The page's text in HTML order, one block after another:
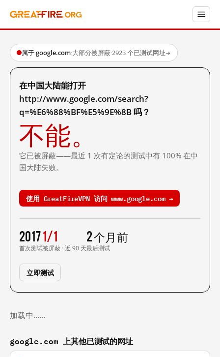
属于 google.com·大部分被屏蔽·2923 个已测试网址→
在中国大陆能打开
http://www.google.com/search?
q=%E6%88%BF%E5%9E%8B 吗？
不能。
它已被屏蔽——最近 1 次有定论的测试中有 100% 在中
国大陆失败。
使用 GreatFireVPN 访问 www.google.com →
2017
首次测试
1/1
被屏蔽 · 近 90 天
2 个月前
最后测试
立即测试
加载中……
google.com 上其他已测试的网址